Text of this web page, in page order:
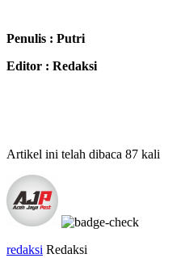
Penulis : Putri
Editor : Redaksi
Artikel ini telah dibaca 87 kali
redaksi Redaksi